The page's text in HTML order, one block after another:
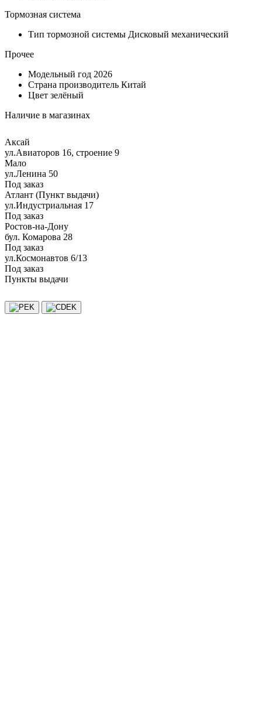
Тормозная система
Тип тормозной системы Дисковый механический
Прочее
Модельный год 2026
Страна производитель Китай
Цвет зелёный
Наличие в магазинах
Аксай
ул.Авиаторов 16, строение 9
Мало
ул.Ленина 50
Под заказ
Атлант (Пункт выдачи)
ул.Индустриальная 17
Под заказ
Ростов-на-Дону
бул. Комарова 28
Под заказ
ул.Космонавтов 6/13
Под заказ
Пункты выдачи